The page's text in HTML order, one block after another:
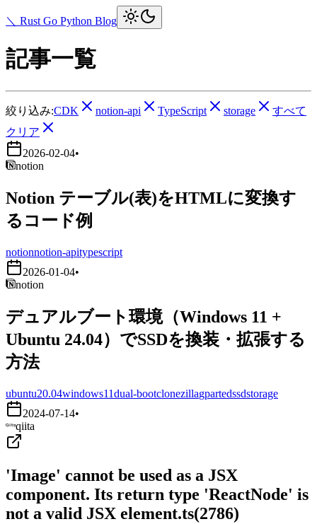
＼ Rust Go Python Blog
記事一覧
絞り込み:CDK notion-api TypeScript storage
すべて
クリア
2026-02-04•
notion
Notion テーブル(表)をHTMLに変換す
るコード例
notionnotion-apitypescript
2026-01-04•
notion
デュアルブート環境（Windows 11 +
Ubuntu 24.04）でSSDを換装・拡張する
方法
ubuntu20.04windows11dual-bootclonezillagpartedssdstorage
2024-07-14•
qiita
'Image' cannot be used as a JSX
component. Its return type 'ReactNode' is
not a valid JSX element.ts(2786)